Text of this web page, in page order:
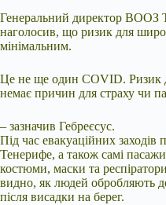
Генеральний директор ВООЗ
наголосив, що ризик для
мінімальним.
Це не ще один COVID. Ризик
немає причин для страху чи
– зазначив Гебреєсус.
Під час евакуаційних заходів
Тенерифе, а також самі
костюми, маски та
видно, як людей обробляють
після висадки на берег.